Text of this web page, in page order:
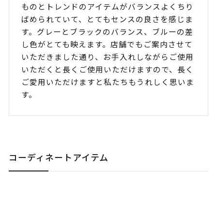
ものとトレンドのアイテムがバランスよくちり
ばめられていて、とてもセンスの良さを感じま
す。グレーとブラックのバランス、ブルーの差
し色がとても映えます。店舗でもご案内させて
いただきました通り、お手入れしながらご使用
いただくと長くご使用いただけますので、長く
ご愛用いただけますと私たちもうれしく思いま
す。
コーディネートアイテム